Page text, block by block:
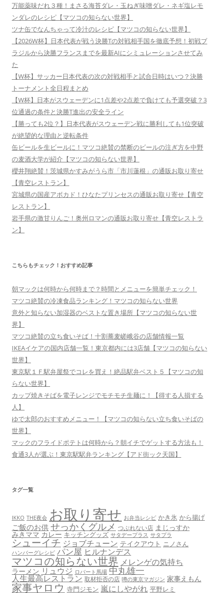
万能薬味だれ３種！まさる海苔ダレ・玉ねぎ味噌ダレ・ネギ塩レモ
ンダレのレシピ【マツコの知らない世界】
ツナ缶でなんちゃって冷汁のレシピ【マツコの知らない世界】
【2026W杯】日本代表が戦う決勝Tの対戦相手国を徹底予想！初戦ブ
ラジルから決勝フランスまでを最新AIにシミュレーションさせてみ
た
【W杯】サッカー日本代表の次の対戦相手と試合日時はいつ？決勝
トーナメント全日程まとめ
【W杯】日本がスウェーデンに1点差や2点差で負けても予選突破？3
位通過の条件と決勝T進出の安全ライン
【勝っても2位？】日本代表がスウェーデン戦に勝利しても1位突破
が絶望的な理由と逆転条件
缶ビールを生ビールに！マツコ絶賛の禁断のビールの注ぎ方を中野
の麦酒大学が紹介【マツコの知らない世界】
櫻井翔絶賛！茨城県かすみがうら市「市川蓮根」の通販お取り寄せ
【青空レストラン】
宮城県の国産アボカド！ひなたプリンセスの通販お取り寄せ【青空
レストラン】
岩手県の激甘りんご！奥州ロマンの通販お取り寄せ【青空レストラ
ン】
こちらもチェック！おすすめ記事
朝マックは何時から何時まで？時間とメニューを簡単チェック！
マツコ絶賛の冷凍食品ランキング！マツコの知らない世界
意外と知らない加湿器のベストな置き場所【マツコの知らない世
界】
マツコ絶賛の立ち食いそば！十割蕎麦嵯峨谷の店舗情報一覧
IKEAイケアの国内店舗一覧！東京都内には3店舗【マツコの知らない
世界】
東京駅１Ｆ駅弁屋祭でコレを買え！絶品駅弁ベスト５【マツコの知
らない世界】
カップ焼きそばを電子レンジでモチモチ生麺に！【得する人損する
人】
ゆで太郎のおすすめメニュー！【マツコの知らない立ち食いそばの
世界】
マックのフライドポテトは何時から？朝イチでゲットする方法も！
食通3人が選ぶ！東京駅駅弁ランキング【アド街ック天国】
タグ一覧
IKKO THE夜会 お取り寄せ お弁当レシピ かき氷 から揚げ
ご飯のお供 せっかくグルメ つぶれない店 まじっすか
みきママ カレー キッチングッズ サタデープラス サタプラ
シューイチ ジョブチューン テイクアウト ニノさん
ハンバーグレシピ パン屋 ヒルナンデス
マツコの知らない世界 メレンゲの気持ち
ラーメン リュウジ ロバート馬場 中丸雄一
人生最高レストラン 取材拒否の店 噂の東京マガジン 家事えもん
家事ヤロウ 寺門ジモン 嵐にしやがれ 平野レミ